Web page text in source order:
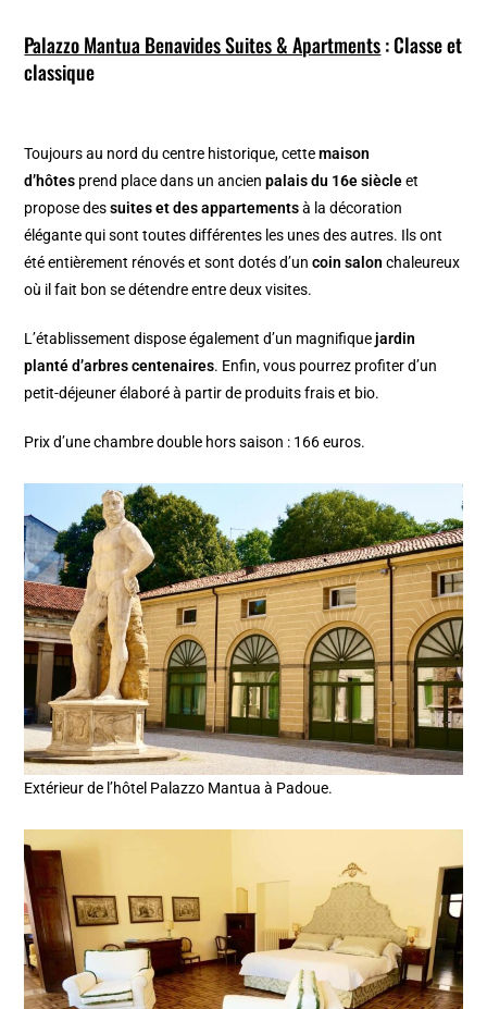
Palazzo Mantua Benavides Suites & Apartments: Classe et
classique
Toujours au nord du centre historique, cettemaison
d’hôtes prend place dans un ancienpalais du 16e siècleet
propose dessuites et des appartementsà la décoration
élégante qui sont toutes différentes les unes des autres. Ils ont
été entièrement rénovés et sont dotés d’uncoin salon chaleureux
où il fait bon se détendre entre deux visites.
L’établissement dispose également d’un magnifiquejardin
planté d’arbres centenaires. Enfin, vous pourrez profiter d’un
petit-déjeuner élaboré à partir de produits frais et bio.
Prix d’une chambre double hors saison : 166 euros.
Extérieur de l’hôtel Palazzo Mantua à Padoue.